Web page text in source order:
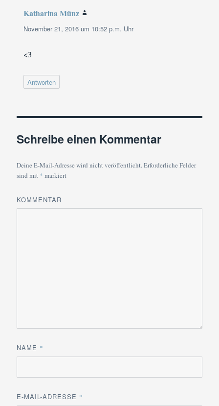
Katharina Münz
November 21, 2016 um 10:52 p.m. Uhr
<3
Antworten
Schreibe einen Kommentar
Deine E-Mail-Adresse wird nicht veröffentlicht.Erforderliche Felder
sind mit * markiert
KOMMENTAR
NAME *
E-MAIL-ADRESSE *